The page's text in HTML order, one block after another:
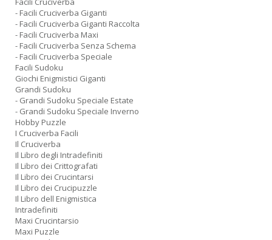
- Facili Cruciverba Giganti
- Facili Cruciverba Giganti Raccolta
- Facili Cruciverba Maxi
- Facili Cruciverba Senza Schema
- Facili Cruciverba Speciale
Facili Sudoku
Giochi Enigmistici Giganti
Grandi Sudoku
- Grandi Sudoku Speciale Estate
- Grandi Sudoku Speciale Inverno
Hobby Puzzle
I Cruciverba Facili
Il Cruciverba
Il Libro degli Intradefiniti
Il Libro dei Crittografati
Il Libro dei Crucintarsi
Il Libro dei Crucipuzzle
Il Libro dell Enigmistica
Intradefiniti
Maxi Crucintarsio
Maxi Puzzle